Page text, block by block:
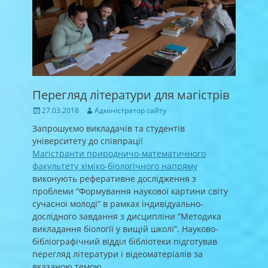
Перегляд літератури для магістрів
Posted
27.03.2018 Author
Адміністратор сайту
Запрошуємо викладачів та студентів
університету до співпраці!
Магістранти природничо-математичного
факультету хіміко-біологічного напряму
виконують реферативне дослідження з
проблеми “Формування наукової картини світу
сучасної молоді” в рамках індивідуально-
дослідного завдання з дисципліни “Методика
викладання біології у вищій школі”. Науково-
бібліографічний відділ бібліотеки підготував
перегляд літератури і відеоматеріалів за